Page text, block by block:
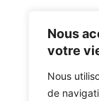
Nous
votre
Nous
de